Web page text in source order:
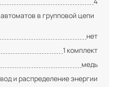
в групповой цепи
нет
1 комплект
медь
и распределение энергии